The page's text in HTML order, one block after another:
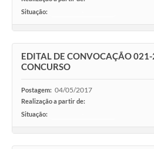
Situação:
EDITAL DE CONVOCAÇÃO
CONCURSO
Postagem: 04/05/2017
Realização a partir de:
Situação: